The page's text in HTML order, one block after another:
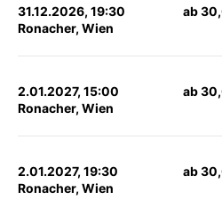
31.12.2026, 19:30
Ronacher, Wien
ab
2.01.2027, 15:00
Ronacher, Wien
ab
2.01.2027, 19:30
Ronacher, Wien
ab